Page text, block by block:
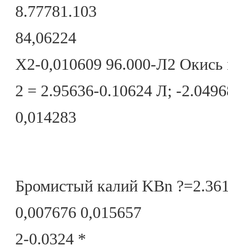
8.77781.103
84,06224
Х2-0,010609 96.000-Л2 Окись
2 = 2.95636-0.10624 Л; -
0,014283
Бромистый калий KBn
0,007676 0,015657
2-0.0324 *